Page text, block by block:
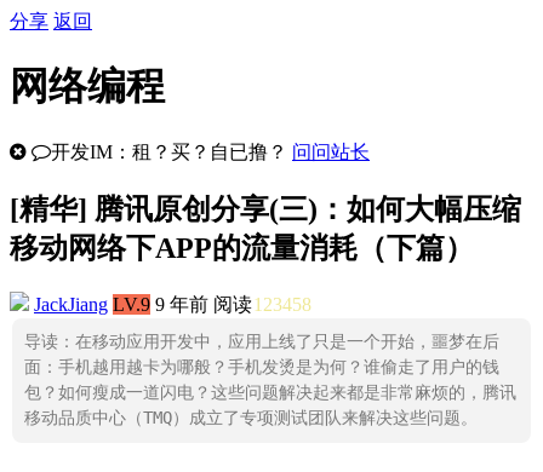
分享 返回
网络编程
开发IM：租？买？自已撸？ 问问站长
[精华] 腾讯原创分享(三)：如何大幅压缩
移动网络下APP的流量消耗（下篇）
JackJiang LV.9 9 年前 阅读123458
导读：在移动应用开发中，应用上线了只是一个开始，噩梦在后
面：手机越用越卡为哪般？手机发烫是为何？谁偷走了用户的钱
包？如何瘦成一道闪电？这些问题解决起来都是非常麻烦的，腾讯
移动品质中心（TMQ）成立了专项测试团队来解决这些问题。